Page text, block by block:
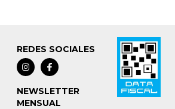
REDES SOCIALES
NEWSLETTER
MENSUAL